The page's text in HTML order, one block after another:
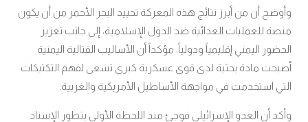
وأوضح أن من أبرز نتائج هذه المعركة تحييد البحر الأحمر من أن يكون
منصة للعمليات العدائية ضد الدول الإسلامية، إلى جانب تعزيز
الحضور اليمني إقليمياً ودولياً، مؤكداً أن الأساليب القتالية اليمنية
أصبحت مادة بحثية لدى قوى عسكرية كبرى تسعى لفهم التكتيكات
التي استخدمت في مواجهة الأساطيل الأمريكية والغربية.
وأكد أن العدو الإسرائيلي فوجئ منذ اللحظة الأولى بتطور الإسناد